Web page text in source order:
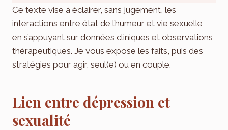
Ce texte vise à éclairer, sans jugement, les
interactions entre état de l’humeur et vie sexuelle,
en s’appuyant sur données cliniques et observations
thérapeutiques. Je vous expose les faits, puis des
stratégies pour agir, seul(e) ou en couple.
Lien entre dépression et
sexualité